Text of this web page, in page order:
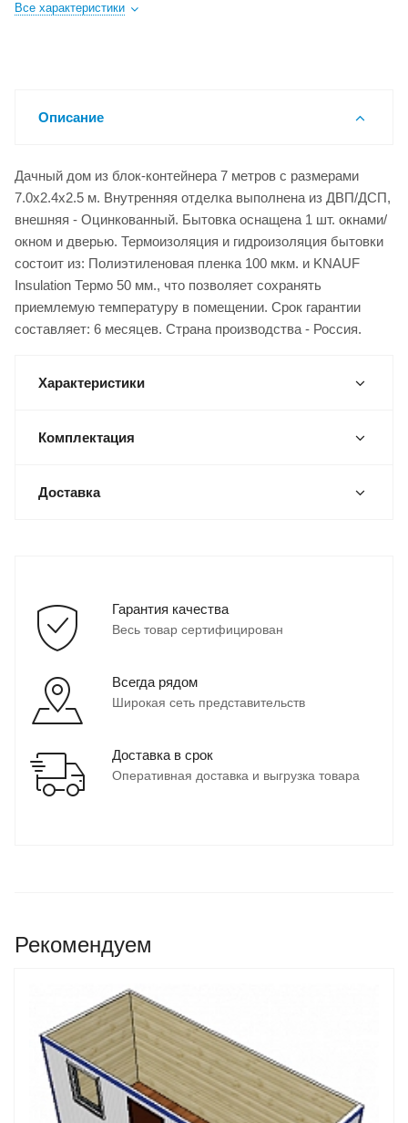
Все характеристики
Описание
Дачный дом из блок-контейнера 7 метров с размерами
7.0x2.4x2.5 м. Внутренняя отделка выполнена из ДВП/ДСП,
внешняя - Оцинкованный. Бытовка оснащена 1 шт. окнами/
окном и дверью. Термоизоляция и гидроизоляция бытовки
состоит из: Полиэтиленовая пленка 100 мкм. и KNAUF
Insulation Термо 50 мм., что позволяет сохранять
приемлемую температуру в помещении. Срок гарантии
составляет: 6 месяцев. Страна производства - Россия.
Характеристики
Комплектация
Доставка
Гарантия качества
Весь товар сертифицирован
Всегда рядом
Широкая сеть представительств
Доставка в срок
Оперативная доставка и выгрузка товара
Рекомендуем